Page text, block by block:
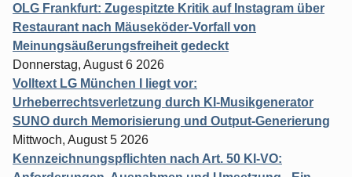
OLG Frankfurt: Zugespitzte Kritik auf Instagram über
Restaurant nach Mäuseköder-Vorfall von
Meinungsäußerungsfreiheit gedeckt
Donnerstag, August 6 2026
Volltext LG München I liegt vor:
Urheberrechtsverletzung durch KI-Musikgenerator
SUNO durch Memorisierung und Output-Generierung
Mittwoch, August 5 2026
Kennzeichnungspflichten nach Art. 50 KI-VO: